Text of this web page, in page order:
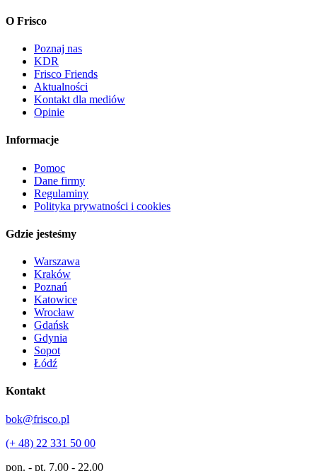
O Frisco
Poznaj nas
KDR
Frisco Friends
Aktualności
Kontakt dla mediów
Opinie
Informacje
Pomoc
Dane firmy
Regulaminy
Polityka prywatności i cookies
Gdzie jesteśmy
Warszawa
Kraków
Poznań
Katowice
Wrocław
Gdańsk
Gdynia
Sopot
Łódź
Kontakt
bok@frisco.pl
(+ 48) 22 331 50 00
pon. - pt. 7.00 - 22.00